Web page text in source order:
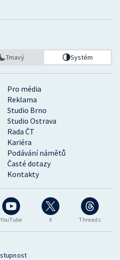
YouTube X Threads
Pro média
Reklama
Studio Brno
Studio Ostrava
Rada ČT
Kariéra
Podávání námětů
Časté dotazy
Kontakty
Tmavý Systém